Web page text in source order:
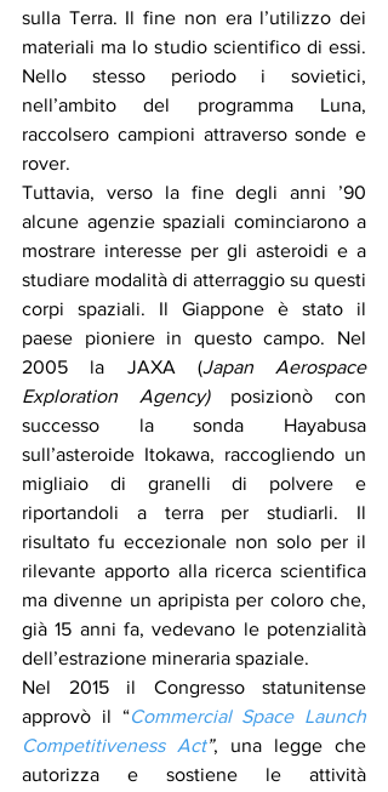
sulla Terra. Il fine non era l’utilizzo dei
materiali ma lo studio scientifico di essi.
Nello stesso periodo i sovietici,
nell’ambito del programma Luna,
raccolsero campioni attraverso sonde e
rover.
Tuttavia, verso la fine degli anni ’90
alcune agenzie spaziali cominciarono a
mostrare interesse per gli asteroidi e a
studiare modalità di atterraggio su questi
corpi spaziali. Il Giappone è stato il
paese pioniere in questo campo. Nel
2005 la JAXA (Japan Aerospace
Exploration Agency) posizionò con
successo la sonda Hayabusa
sull’asteroide Itokawa, raccogliendo un
migliaio di granelli di polvere e
riportandoli a terra per studiarli. Il
risultato fu eccezionale non solo per il
rilevante apporto alla ricerca scientifica
ma divenne un apripista per coloro che,
già 15 anni fa, vedevano le potenzialità
dell’estrazione mineraria spaziale.
Nel 2015 il Congresso statunitense
approvò il “Commercial Space Launch
Competitiveness Act”, una legge che
autorizza e sostiene le attività